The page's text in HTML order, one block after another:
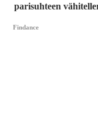
parisuhteen
Findance